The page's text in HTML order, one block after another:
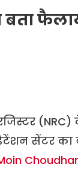
सेंटर का